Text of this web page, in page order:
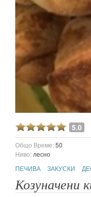
5.0
Общо Време:50
Ниво: лесно
ПЕЧИВА
ЗАКУСКИ
Козуначени